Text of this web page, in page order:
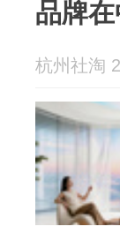
品牌
杭州社淘